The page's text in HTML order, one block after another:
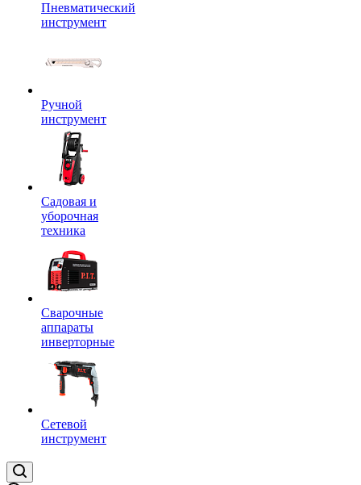
Пневматический
инструмент
Ручной
инструмент
Садовая и
уборочная
техника
Сварочные
аппараты
инверторные
Сетевой
инструмент